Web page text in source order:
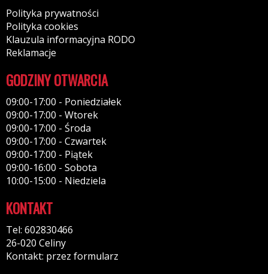
Polityka prywatności
Polityka cookies
Klauzula informacyjna RODO
Reklamacje
GODZINY OTWARCIA
09:00-17:00 - Poniedziałek
09:00-17:00 - Wtorek
09:00-17:00 - Środa
09:00-17:00 - Czwartek
09:00-17:00 - Piątek
09:00-16:00 - Sobota
10:00-15:00 - Niedziela
KONTAKT
Tel: 602830466
26-020 Celiny
Kontakt: przez formularz